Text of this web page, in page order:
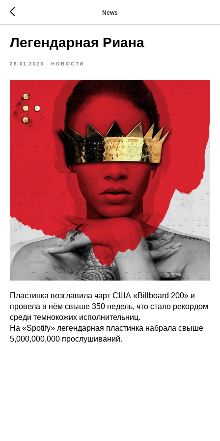
News
Легендарная Риана
28.01.2023 НОВОСТИ
Пластинка возглавила чарт США «Billboard 200» и
провела в нём свыше 350 недель, что стало рекордом
среди темнокожих исполнительниц.
На «Spotify» легендарная пластинка набрала свыше
5,000,000,000 прослушиваний.